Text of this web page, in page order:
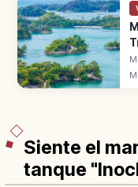
Siente el
tanque